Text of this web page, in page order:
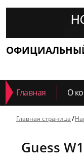
ОФИЦИАЛЬНЫЙ
Главная О
Главная страница
Guess